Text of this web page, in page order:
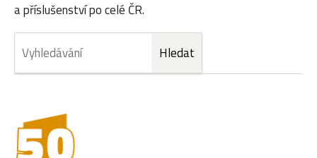
a příslušenství po celé ČR.